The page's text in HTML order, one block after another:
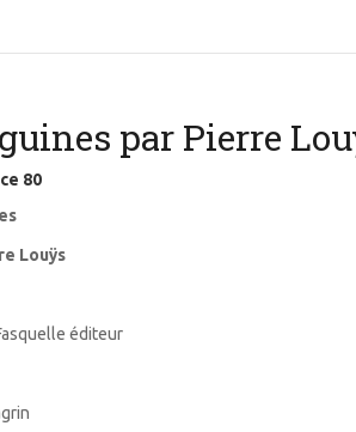
par Pierre
80
Louÿs
éditeur